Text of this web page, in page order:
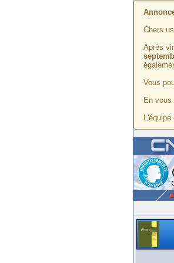
Chers
Après
Vous
En vous
L'équipe